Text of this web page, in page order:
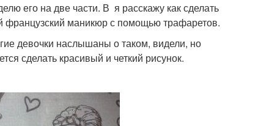
его на две части. В я расскажу как сделать
французский маникюр с помощью трафаретов.
девочки наслышаны о таком, видели, но
сделать красивый и четкий рисунок.